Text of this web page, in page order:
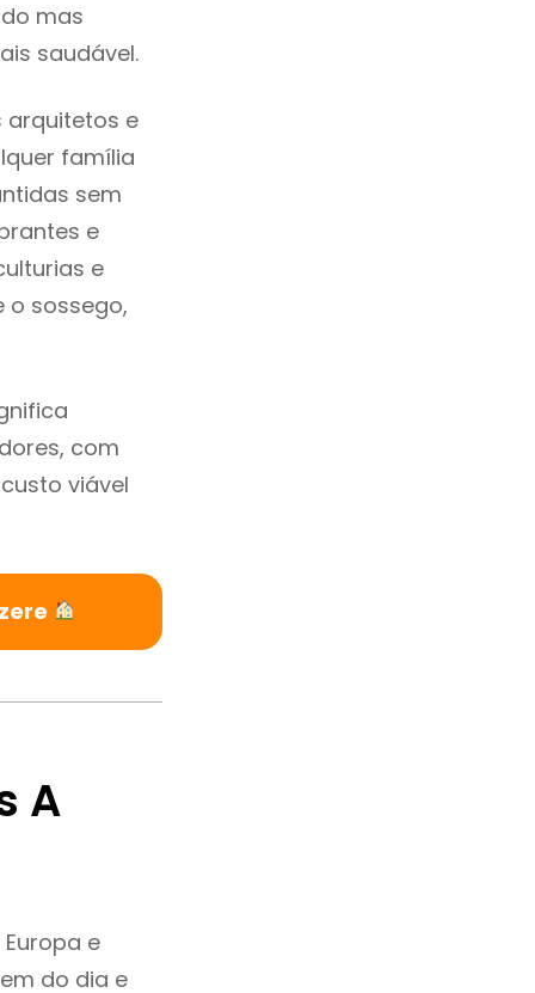
mas
saudável.
arquitetos e
família
sem
e
e
o sossego,
com
viável
A
e
do dia e